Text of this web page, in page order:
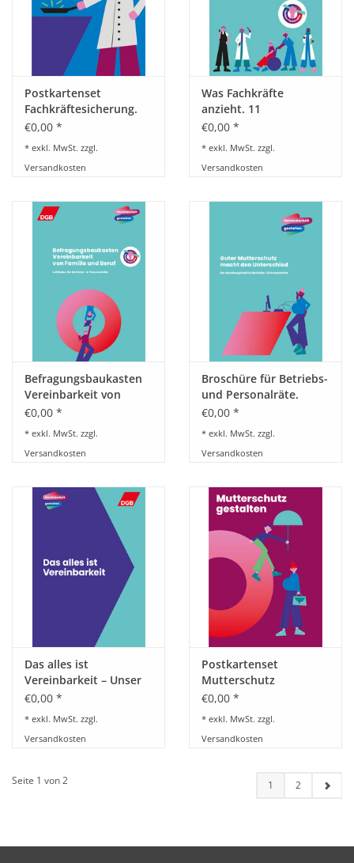
Postkartenset
Fachkräftesicherung.
Toolbox für Betriebs-
€0,00 *
* exkl. MwSt. zzgl.
Versandkosten
Was Fachkräfte
anzieht. 11
Gestaltungsmöglichkeiten
von Familie und Beruf
für Betriebs- und
€0,00 *
* exkl. MwSt. zzgl.
Versandkosten
Befragungsbaukasten
Vereinbarkeit von
Familie und Beruf.
und Personalräte
€0,00 *
* exkl. MwSt. zzgl.
Versandkosten
Broschüre für Betriebs-
und Personalräte.
Guter Mutterschutz
€0,00 *
* exkl. MwSt. zzgl.
Versandkosten
Das alles ist
Vereinbarkeit – Unser
Magazin zeigt die
€0,00 *
* exkl. MwSt. zzgl.
Versandkosten
Postkartenset
Mutterschutz
gestalten. Toolbox für
Personalräte
€0,00 *
* exkl. MwSt. zzgl.
Versandkosten
Seite 1 von 2 1 2